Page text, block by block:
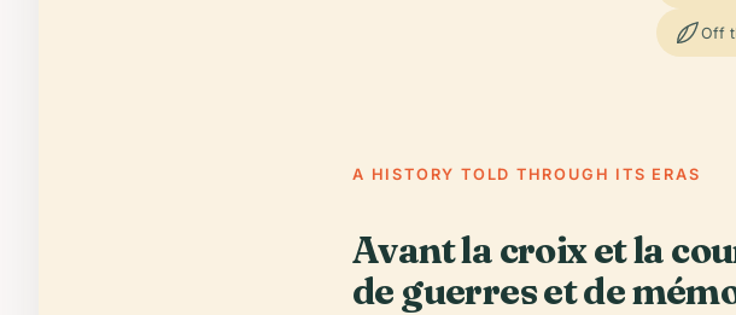
Off
A HISTORY TOLD THROUGH ITS ERAS
Avant la croix et la
de guerres et de